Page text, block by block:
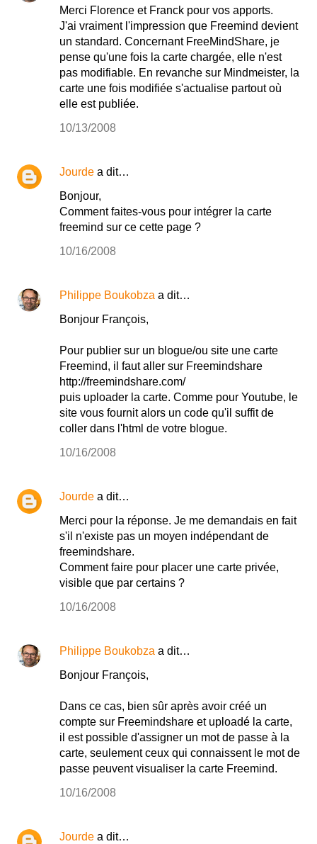
Merci Florence et Franck pour vos apports.
J'ai vraiment l'impression que Freemind devient
un standard. Concernant FreeMindShare, je
pense qu'une fois la carte chargée, elle n'est
pas modifiable. En revanche sur Mindmeister, la
carte une fois modifiée s'actualise partout où
elle est publiée.
10/13/2008
Jourde a dit…
Bonjour,
Comment faites-vous pour intégrer la carte
freemind sur ce cette page ?
10/16/2008
Philippe Boukobza a dit…
Bonjour François,
Pour publier sur un blogue/ou site une carte
Freemind, il faut aller sur Freemindshare
http://freemindshare.com/
puis uploader la carte. Comme pour Youtube, le
site vous fournit alors un code qu'il suffit de
coller dans l'html de votre blogue.
10/16/2008
Jourde a dit…
Merci pour la réponse. Je me demandais en fait
s'il n'existe pas un moyen indépendant de
freemindshare.
Comment faire pour placer une carte privée,
visible que par certains ?
10/16/2008
Philippe Boukobza a dit…
Bonjour François,
Dans ce cas, bien sûr après avoir créé un
compte sur Freemindshare et uploadé la carte,
il est possible d'assigner un mot de passe à la
carte, seulement ceux qui connaissent le mot de
passe peuvent visualiser la carte Freemind.
10/16/2008
Jourde a dit…